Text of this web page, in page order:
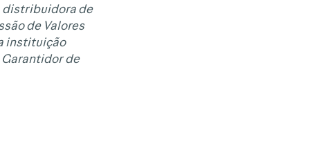
distribuidora de
de Valores
instituição
Garantidor de